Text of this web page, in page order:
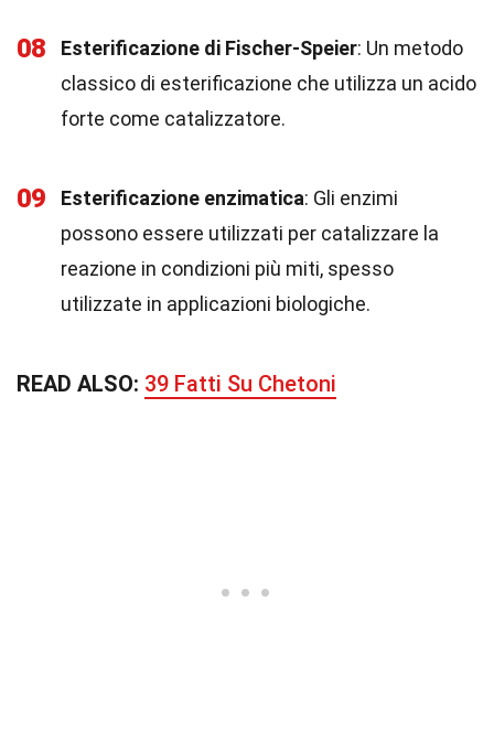
08 Esterificazione di Fischer-Speier: Un metodo
classico di esterificazione che utilizza un acido
forte come catalizzatore.
09 Esterificazione enzimatica: Gli enzimi
possono essere utilizzati per catalizzare la
reazione in condizioni più miti, spesso
utilizzate in applicazioni biologiche.
READ ALSO: 39 Fatti Su Chetoni